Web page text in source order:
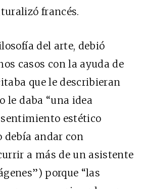
francés.
del arte, debió
casos con la ayuda de
que le describieran
le daba “una idea
estético
debía andar con
a más de un asistente
porque “las